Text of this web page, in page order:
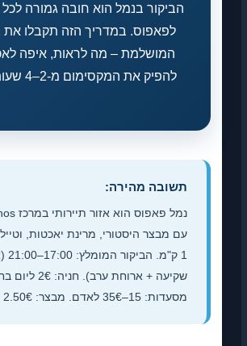
בנמל הוא חובה גמורה לכל מי שמגיע
לפאפוס. במדריך הזה תקבלו את התוכנית
המושלמת – מה לראות, איפה לאכול, ואיך
להפיק את המקסימום מ-2–4 שעות באזור.
מהירה:
נמל פאפוס הוא אזור תיירותי במרכז Kato Paphos,
מבצר היסטורי, מרינת יאכטות, וטיילת ים באורך
1 ק"מ. הביקור המומלץ: 17:00–21:00 (אור גולדן +
שקיעה + ארוחת ערב). חניה: 2€ ליום בחניון העירוני.